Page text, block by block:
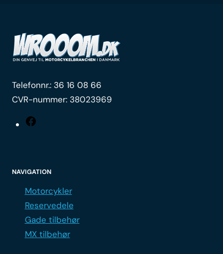
Telefonnr.: 36 16 08 66
CVR-nummer: 38023969
NAVIGATION
Motorcykler
Reservedele
Gade tilbehør
MX tilbehør